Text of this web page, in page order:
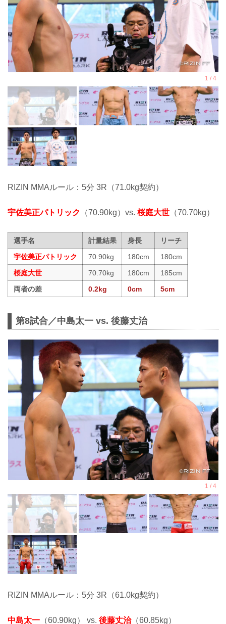
RIZIN MMAルール：5分 3R（71.0kg契約）
宇佐美正パトリック （70.90kg）vs. 桜庭大世 （70.70kg）
選手名 計量結果 身長
リーチ
宇佐美正パトリック
70.90kg 180cm
180cm
桜庭大世
70.70kg 180cm
185cm
両者の差
0.2kg 0cm 5cm
第8試合／中島太一 vs. 後藤丈治
RIZIN MMAルール：5分 3R（61.0kg契約）
中島太一 （60.90kg） vs. 後藤丈治（60.85kg）